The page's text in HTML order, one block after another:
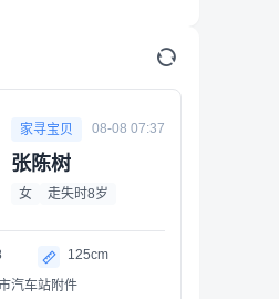
家寻宝贝 08-08 07:37
张陈树
女 走失时8岁
125cm
汽车站附件